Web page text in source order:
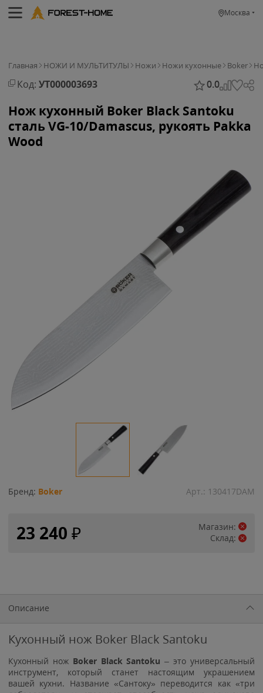
Москва
Главная НОЖИ И МУЛЬТИТУЛЫ Ножи Ножи кухонные Boker
Код: УТ000003693 0.0
Нож кухонный Boker Black Santoku
сталь VG-10/Damascus, рукоять Pakka
Wood
Бренд: Boker Арт.: 130417DAM
23 240 ₽
Магазин:
Склад:
Описание
Кухонный нож Boker Black Santoku
Кухонный нож Boker Black Santoku – это универсальный
инструмент, который станет настоящим украшением
вашей кухни. Название «Сантоку» переводится как «три